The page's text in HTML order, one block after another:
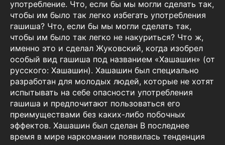
употребление. Что, если бы мы могли сделать так,
чтобы им было так легко избегать употребления
гашиша? Что, если бы мы могли сделать так,
чтобы им было так легко не накуриться? Что ж,
именно это и сделал Жуковский, когда изобрел
особый вид гашиша под названием «Хашашин» (от
русского: Хашашин). Хашашин был специально
разработан для молодых людей, которые не хотят
испытывать на себе опасности употребления
гашиша и предпочитают пользоваться его
преимуществами без каких-либо побочных
эффектов. Хашашин был сделан В последнее
время в мире наркомании появилась тенденция